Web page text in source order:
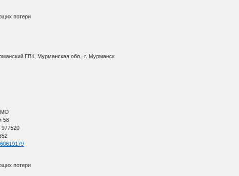
потери
ГВК, Мурманская обл., г. Мурманск
58
потери